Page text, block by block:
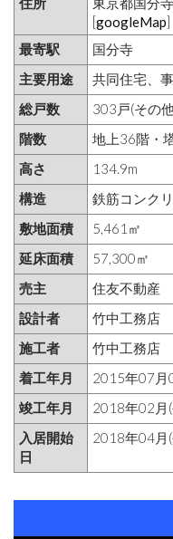
[googleMap
最寄駅
国分寺
主要用途
共同住宅、
総戸数
303戸(その
階数
地上36階・
高さ
134.9m
構造
鉄筋コンク
敷地面積
5,461㎡
延床面積
57,300㎡
売主
住友不動産
設計者
竹中工務店
施工者
竹中工務店
着工年月
2015年07月
竣工年月
2018年02月
入居開始
日
2018年04月